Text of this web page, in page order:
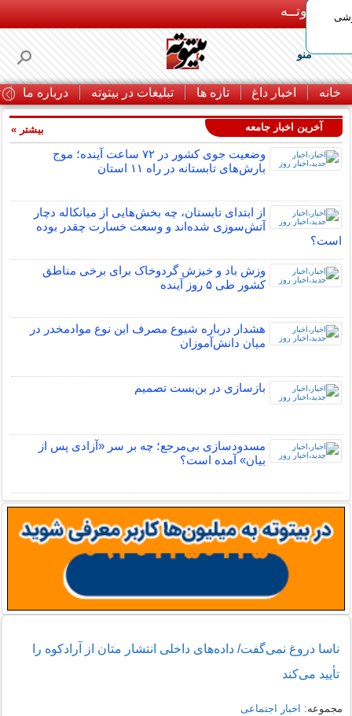
بـیتوتــه
منو
خانه اخبار داغ تازه ها تبلیغات در بیتوته درباره ما
آخرین اخبار جامعه
وضعیت جوی کشور در ۷۲ ساعت آینده؛ موج
بارش‌های تابستانه در راه ۱۱ استان
از ابتدای تابستان، چه بخش‌هایی از میانکاله دچار
آتش‌سوزی شده‌اند و وسعت خسارت چقدر بوده
است؟
وزش باد و خیزش گردوخاک برای برخی مناطق
کشور طی ۵ روز آینده
هشدار درباره شیوع مصرف این نوع موادمخدر در
میان دانش‌آموزان
بازسازی در بن‌بست تصمیم
مسدودسازی بی‌مرجع؛ چه بر سر «آزادی پس از
بیان» آمده است؟
بیشتر »
ناسا دروغ نمی‌گفت/ داده‌های داخلی انتشار متان از آرادکوه را
تأیید می‌کند
مجموعه: اخبار اجتماعی